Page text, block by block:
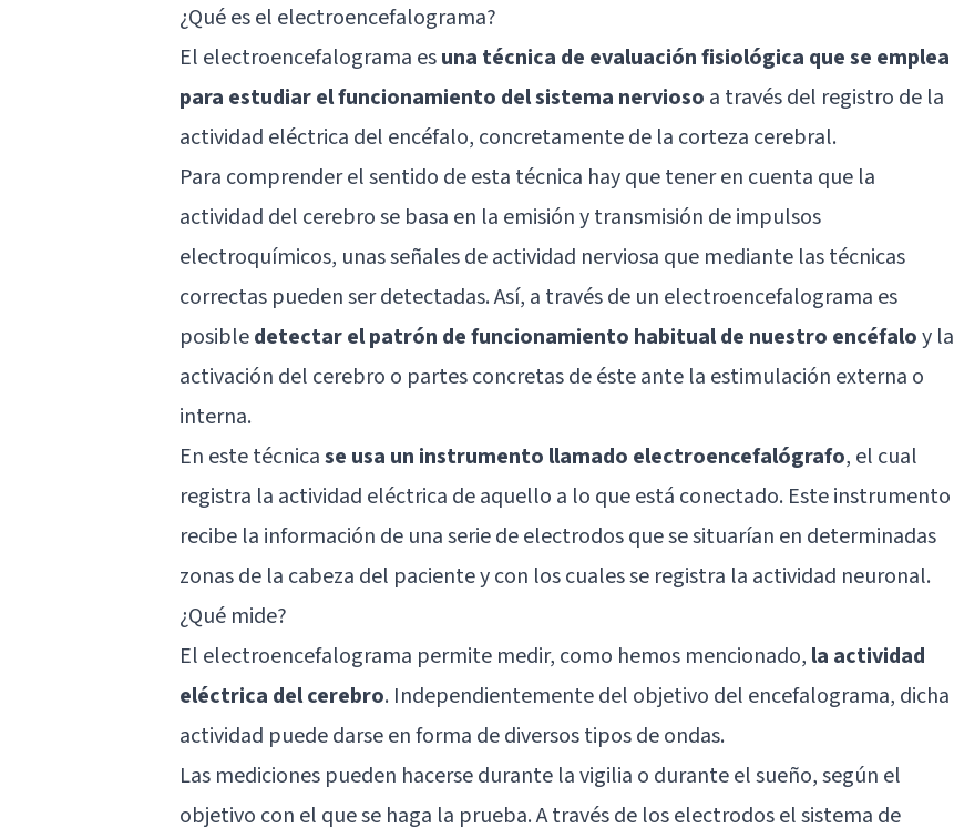
¿Qué es el electroencefalograma?
El electroencefalograma esuna técnica de evaluación fisiológica que se emplea
para estudiar el funcionamiento del sistema nervioso a través del registro de la
actividad eléctrica del encéfalo, concretamente de la corteza cerebral.
Para comprender el sentido de esta técnica hay que tener en cuenta que la
actividad del cerebro se basa en la emisión y transmisión de impulsos
electroquímicos, unas señales de actividad nerviosa que mediante las técnicas
correctas pueden ser detectadas. Así, a través de un electroencefalograma es
posibledetectar el patrón de funcionamiento habitual de nuestro encéfaloy la
activación del cerebro o partes concretas de éste ante la estimulación externa o
interna.
En este técnicase usa un instrumento llamado electroencefalógrafo, el cual
registra la actividad eléctrica de aquello a lo que está conectado. Este instrumento
recibe la información de una serie de electrodos que se situarían en determinadas
zonas de la cabeza del paciente y con los cuales se registra la actividad neuronal.
¿Qué mide?
El electroencefalograma permite medir, como hemos mencionado, la actividad
eléctrica del cerebro. Independientemente del objetivo del encefalograma, dicha
actividad puede darse en forma de diversos tipos de ondas.
Las mediciones pueden hacerse durante la vigilia o durante el sueño, según el
objetivo con el que se haga la prueba. A través de los electrodos el sistema de